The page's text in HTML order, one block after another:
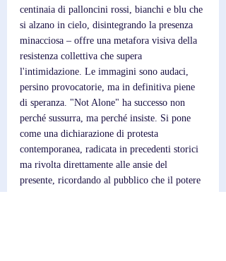
centinaia di palloncini rossi, bianchi e blu che
si alzano in cielo, disintegrando la presenza
minacciosa – offre una metafora visiva della
resistenza collettiva che supera
l'intimidazione. Le immagini sono audaci,
persino provocatorie, ma in definitiva piene
di speranza. "Not Alone" ha successo non
perché sussurra, ma perché insiste. Si pone
come una dichiarazione di protesta
contemporanea, radicata in precedenti storici
ma rivolta direttamente alle ansie del
presente, ricordando al pubblico che il potere